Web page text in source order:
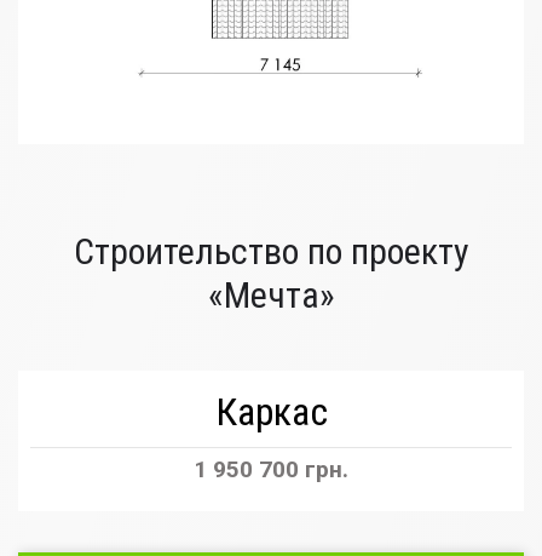
Строительство по проекту
«Мечта»
Каркас
1 950 700 грн.